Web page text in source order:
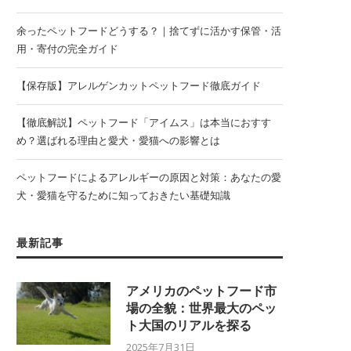
余ったペットフードどうする？｜捨てずに活かす保管・活
用・寄付の完全ガイド
【保存版】アレルゲンカットペットフード徹底ガイド
【徹底解説】ペットフード「アイムス」は本当におすす
め？選ばれる理由と愛犬・愛猫への影響とは
ペットフードによるアレルギーの原因と対策：あなたの愛
犬・愛猫を守るために知っておきたい基礎知識
最新記事
アメリカのペットフード市
場の全貌：世界最大のペッ
ト大国のリアルを探る
2025年7月31日